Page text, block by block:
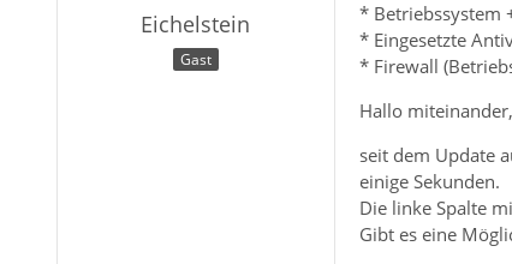
Eichelstein
Gast
* Betriebssystem
* Eingesetzte
* Firewall
Hallo miteinander,
seit dem Update
einige Sekunden.
Die linke Spalte
Gibt es eine